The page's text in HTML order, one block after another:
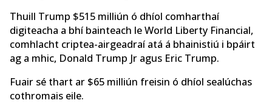
Thuill Trump $515 milliún ó dhíol comharthaí
digiteacha a bhí bainteach le World Liberty Financial,
comhlacht criptea-airgeadraí atá á bhainistiú i bpáirt
ag a mhic, Donald Trump Jr agus Eric Trump.
Fuair sé thart ar $65 milliún freisin ó dhíol sealúchas
cothromais eile.